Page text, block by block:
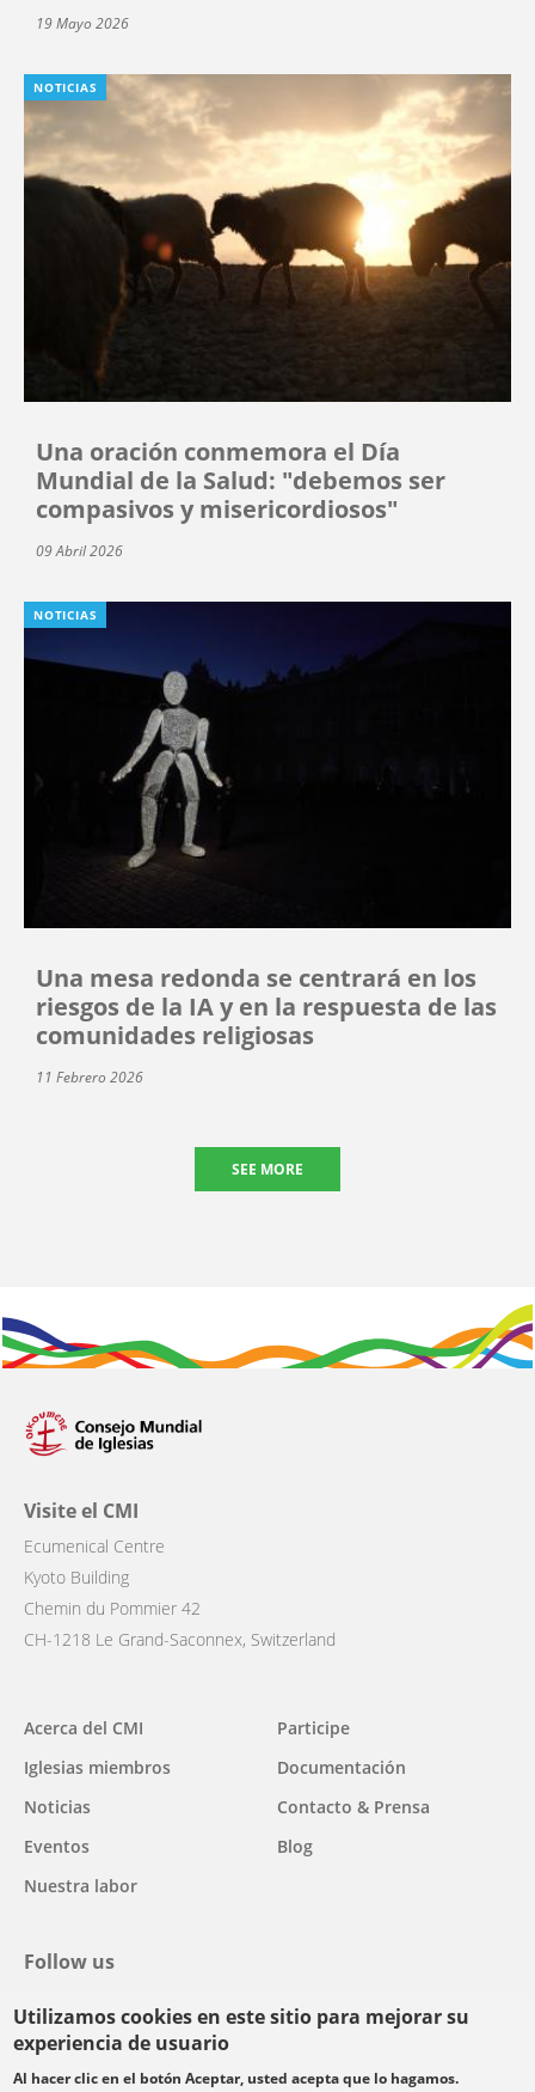
Utilizamos cookies en este sitio para mejorar su
experiencia de usuario
Al hacer clic en el botón Aceptar, usted acepta que lo hagamos.
19 Mayo 2026
NOTICIAS
Una oración conmemora el Día
Mundial de la Salud: "debemos ser
compasivos y misericordiosos"
09 Abril 2026
NOTICIAS
Una mesa redonda se centrará en los
riesgos de la IA y en la respuesta de las
comunidades religiosas
11 Febrero 2026
SEE MORE
Visite el CMI
Ecumenical Centre
Kyoto Building
Chemin du Pommier 42
CH-1218 Le Grand-Saconnex, Switzerland
Main
navigation
Acerca del CMI
Iglesias miembros
Noticias
Eventos
Nuestra labor
Participe
Documentación
Contacto & Prensa
Blog
Follow us
facebook
twitteryoutubeyoutubeinstagram
Select